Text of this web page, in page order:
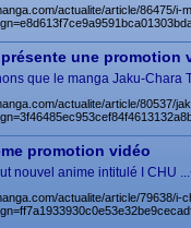
actualite/article/86475/
une promotion
que le manga Jaku-
actualite/article/80537/
promotion vidéo
nouvel anime intitulé I CHU
actualite/article/79638/